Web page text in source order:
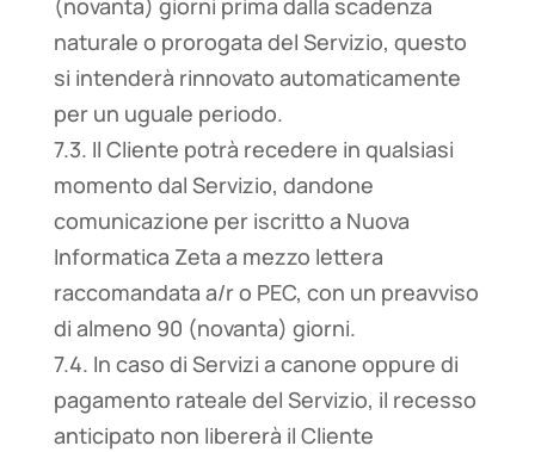
(novanta) giorni prima dalla scadenza
naturale o prorogata del Servizio, questo
si intenderà rinnovato automaticamente
per un uguale periodo.
7.3. Il Cliente potrà recedere in qualsiasi
momento dal Servizio, dandone
comunicazione per iscritto a Nuova
Informatica Zeta a mezzo lettera
raccomandata a/r o PEC, con un preavviso
di almeno 90 (novanta) giorni.
7.4. In caso di Servizi a canone oppure di
pagamento rateale del Servizio, il recesso
anticipato non libererà il Cliente